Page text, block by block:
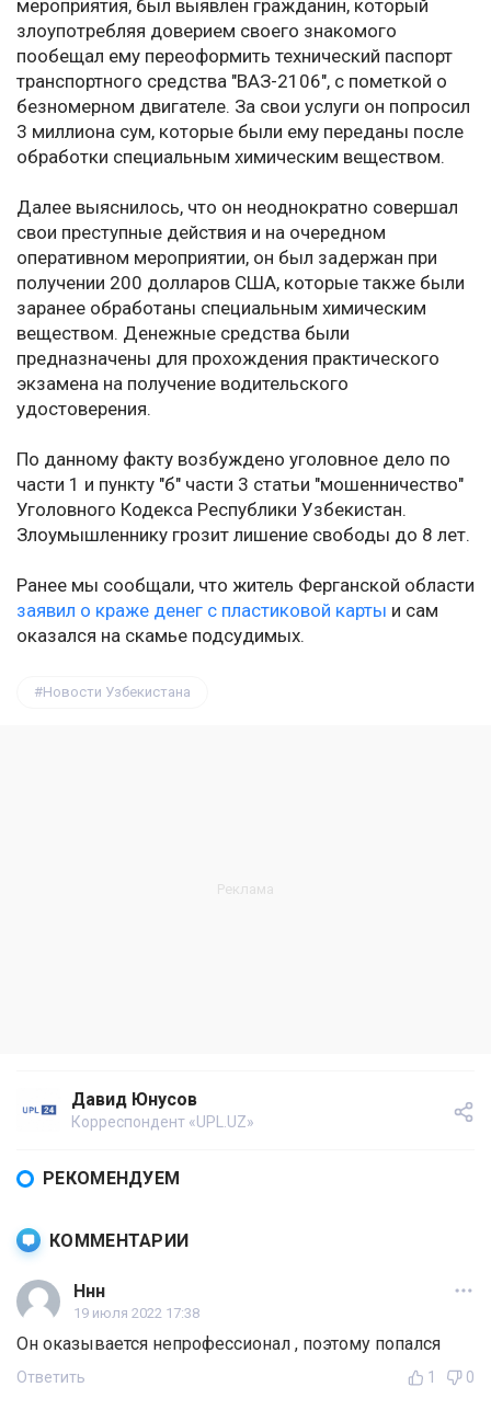
мероприятия, был выявлен гражданин, который
злоупотребляя доверием своего знакомого
пообещал ему переоформить технический паспорт
транспортного средства "ВАЗ-2106", с пометкой о
безномерном двигателе. За свои услуги он попросил
3 миллиона сум, которые были ему переданы после
обработки специальным химическим веществом.
Далее выяснилось, что он неоднократно совершал
свои преступные действия и на очередном
оперативном мероприятии, он был задержан при
получении 200 долларов США, которые также были
заранее обработаны специальным химическим
веществом. Денежные средства были
предназначены для прохождения практического
экзамена на получение водительского
удостоверения.
По данному факту возбуждено уголовное дело по
части 1 и пункту "б" части 3 статьи "мошенничество"
Уголовного Кодекса Республики Узбекистан.
Злоумышленнику грозит лишение свободы до 8 лет.
Ранее мы сообщали, что житель Ферганской области
заявил о краже денег с пластиковой карты и сам
оказался на скамье подсудимых.
Новости Узбекистана
Давид Юнусов
Корреспондент «UPL.UZ»
РЕКОМЕНДУЕМ
КОММЕНТАРИИ
Ннн
19 июля 2022 17:38
Он оказывается непрофессионал , поэтому попался
Ответить 1 0